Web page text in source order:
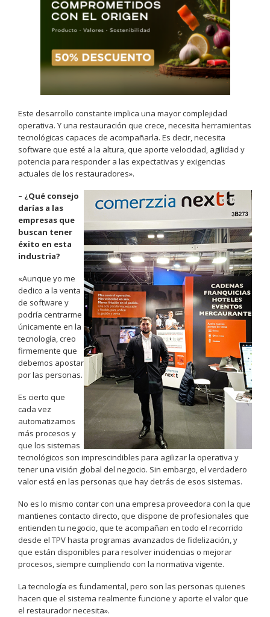
Este desarrollo constante implica una mayor complejidad
operativa. Y una restauración que crece, necesita herramientas
tecnológicas capaces de acompañarla. Es decir, necesita
software que esté a la altura, que aporte velocidad, agilidad y
potencia para responder a las expectativas y exigencias
actuales de los restauradores».
– ¿Qué consejo
darías a las
empresas que
buscan tener
éxito en esta
industria?
«Aunque yo me
dedico a la venta
de software y
podría centrarme
únicamente en la
tecnología, creo
firmemente que
debemos apostar
por las personas.
Es cierto que
cada vez
automatizamos
más procesos y
que los sistemas
tecnológicos son imprescindibles para agilizar la operativa y
tener una visión global del negocio. Sin embargo, el verdadero
valor está en las personas que hay detrás de esos sistemas.
No es lo mismo contar con una empresa proveedora con la que
mantienes contacto directo, que dispone de profesionales que
entienden tu negocio, que te acompañan en todo el recorrido
desde el TPV hasta programas avanzados de fidelización, y
que están disponibles para resolver incidencias o mejorar
procesos, siempre cumpliendo con la normativa vigente.
La tecnología es fundamental, pero son las personas quienes
hacen que el sistema realmente funcione y aporte el valor que
el restaurador necesita».